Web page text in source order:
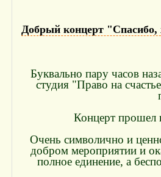
Добрый концерт
Буквально пару часов
студия "Право на
Концерт прошел
Очень символично и
добром мероприятии и
полное единение, а